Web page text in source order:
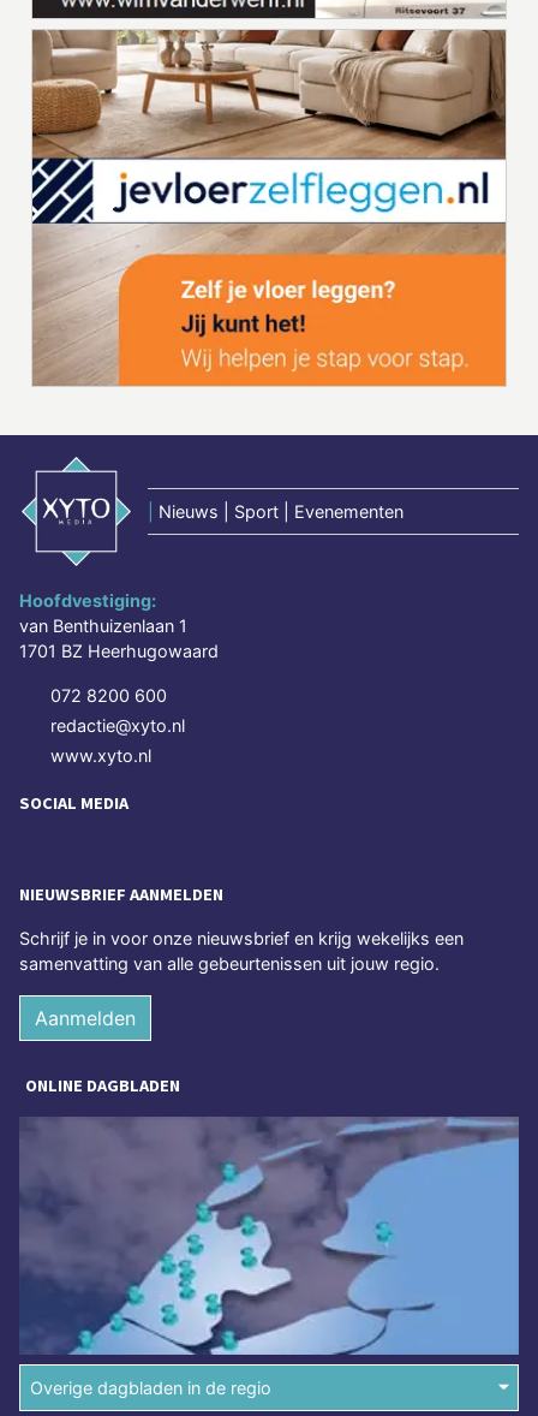
Nieuws | Sport | Evenementen
Hoofdvestiging:
van Benthuizenlaan 1
1701 BZ Heerhugowaard
072 8200 600
redactie@xyto.nl
www.xyto.nl
SOCIAL MEDIA
NIEUWSBRIEF AANMELDEN
Schrijf je in voor onze nieuwsbrief en krijg wekelijks een
samenvatting van alle gebeurtenissen uit jouw regio.
Aanmelden
ONLINE DAGBLADEN
Overige dagbladen in de regio